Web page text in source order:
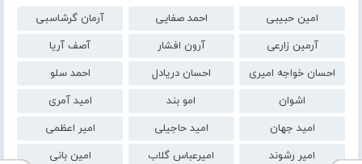
امین حبیبی احمد صفایی
آرمان گرشاسبی
آرمین زارعی
آرون افشار
آصف آریا
احسان خواجه امیری
احسان دریادل
احمد سلو
اشوان
امو بند
امید آمری
امید جهان
امید حاجیلی
امیر اعظمی
امیر رشوند
امیرعباس گلاب
امین بانی